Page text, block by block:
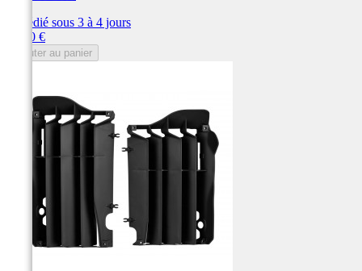
Expédié sous 3 à 4 jours
31,00 €
Ajouter au panier